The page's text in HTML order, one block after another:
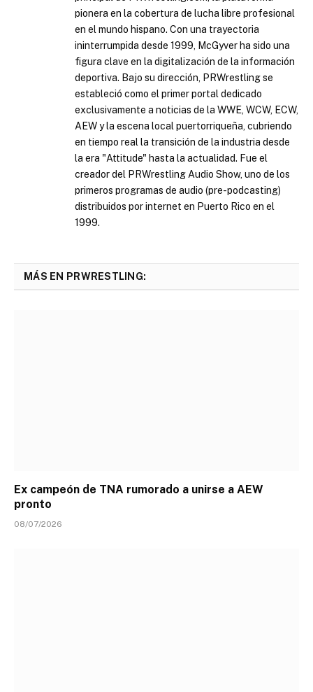
pionera en la cobertura de lucha libre profesional
en el mundo hispano. Con una trayectoria
ininterrumpida desde 1999, McGyver ha sido una
figura clave en la digitalización de la información
deportiva. Bajo su dirección, PRWrestling se
estableció como el primer portal dedicado
exclusivamente a noticias de la WWE, WCW, ECW,
AEW y la escena local puertorriqueña, cubriendo
en tiempo real la transición de la industria desde
la era "Attitude" hasta la actualidad. Fue el
creador del PRWrestling Audio Show, uno de los
primeros programas de audio (pre-podcasting)
distribuidos por internet en Puerto Rico en el
1999.
MÁS EN PRWRESTLING:
Ex campeón de TNA rumorado a unirse a AEW
pronto
08/07/2026